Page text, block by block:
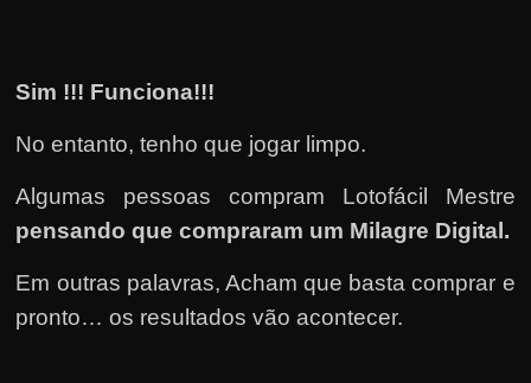
Sim !!! Funciona!!!
No entanto, tenho que jogar limpo.
Algumas pessoas compram Lotofácil Mestre
pensando que compraram um Milagre Digital.
Em outras palavras, Acham que basta comprar e
pronto… os resultados vão acontecer.